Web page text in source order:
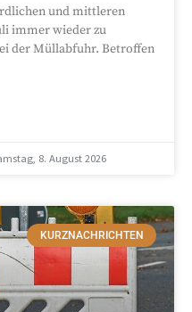
und mittleren
immer wieder zu
der Müllabfuhr. Betroffen
8. August 2026
KURZNACHRICHTEN